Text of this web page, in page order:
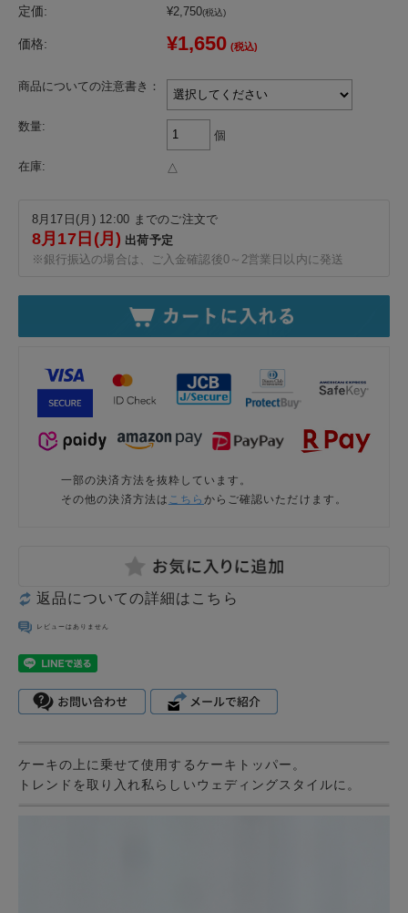
定価: ¥2,750(税込)
価格: ¥1,650 (税込)
商品についての注意書き：
数量:
個
在庫: △
8月17日(月) 12:00 までのご注文で
8月17日(月)出荷予定
※銀行振込の場合は、ご入金確認後0～2営業日以内に発送
一部の決済方法を抜粋しています。
その他の決済方法は こちら からご確認いただけます。
返品についての詳細はこちら
レビューはありません
ケーキの上に乗せて使用するケーキトッパー。
トレンドを取り入れ私らしいウェディングスタイルに。